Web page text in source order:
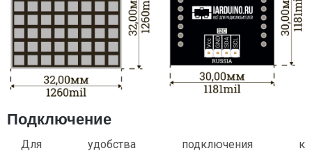
Подключение
Для удобства подключения к